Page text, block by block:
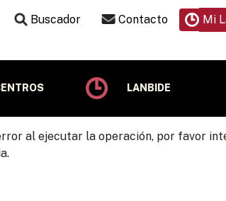
Buscador Contacto Mi
LANBIDE
al ejecutar la operación, por favor